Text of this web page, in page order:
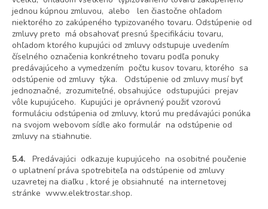
jednou kúpnou zmluvou, alebo len čiastočne ohľadom
niektorého zo zakúpeného typizovaného tovaru. Odstúpenie od
zmluvy preto má obsahovať presnú špecifikáciu tovaru,
ohľadom ktorého kupujúci od zmluvy odstupuje uvedením
číselného označenia konkrétneho tovaru podľa ponuky
predávajúceho a vymedzením počtu kusov tovaru, ktorého sa
odstúpenie od zmluvy týka. Odstúpenie od zmluvy musí byť
jednoznačné, zrozumiteľné, obsahujúce odstupujúci prejav
vôle kupujúceho. Kupujúci je oprávnený použiť vzorovú
formuláciu odstúpenia od zmluvy, ktorú mu predávajúci ponúka
na svojom webovom sídle ako formulár na odstúpenie od
zmluvy na stiahnutie.
5.4.
Predávajúci odkazuje kupujúceho na osobitné poučenie
o uplatnení práva spotrebiteľa na odstúpenie od zmluvy
uzavretej na diaľku , ktoré je obsiahnuté na internetovej
stránke www.elektrostar.shop.